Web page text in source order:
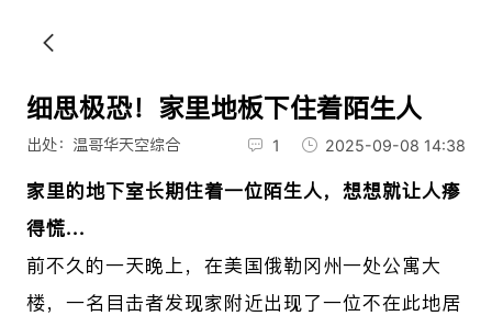
细思极恐！家里地板下住着陌生人
出处：温哥华天空综合 1 2025-09-08 14:38
家里的地下室长期住着一位陌生人，想想就让人瘆
得慌...
前不久的一天晚上，在美国俄勒冈州一处公寓大
楼，一名目击者发现家附近出现了一位不在此地居